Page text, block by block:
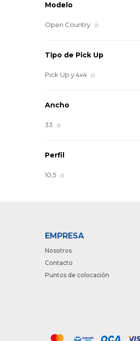
Modelo
Open Country (1)
Tipo de Pick Up
Pick Up y 4x4 (1)
Ancho
33 (1)
Perfil
10,5 (1)
EMPRESA
Nosotros
Contacto
Puntos de colocación